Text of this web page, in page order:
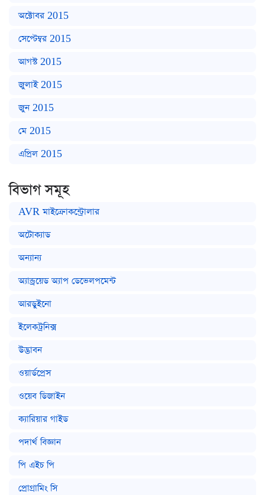
অক্টোবর 2015
সেপ্টেম্বর 2015
আগস্ট 2015
জুলাই 2015
জুন 2015
মে 2015
এপ্রিল 2015
বিভাগ সমূহ
AVR মাইক্রোকন্ট্রোলার
অটোক্যাড
অন্যান্য
অ্যান্ড্রয়েড অ্যাপ ডেভেলপমেন্ট
আরডুইনো
ইলেকট্রনিক্স
উদ্ভাবন
ওয়ার্ডপ্রেস
ওয়েব ডিজাইন
ক্যারিয়ার গাইড
পদার্থ বিজ্ঞান
পি এইচ পি
প্রোগ্রামিং সি